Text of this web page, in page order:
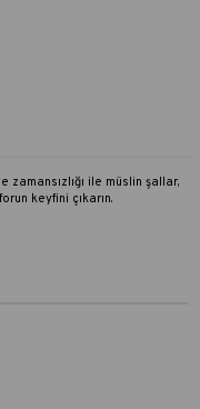
zamansızlığı ile müslin şallar,
keyfini çıkarın.